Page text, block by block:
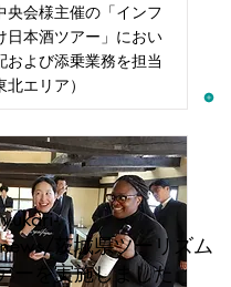
央会様主催の「インフ
日本酒ツアー」におい
および添乗業務を担当
エリア）
茨城県ツーリズム
ーを実施しました